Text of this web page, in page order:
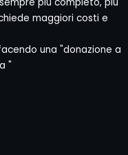
maggiori costi e
una "donazione a
"